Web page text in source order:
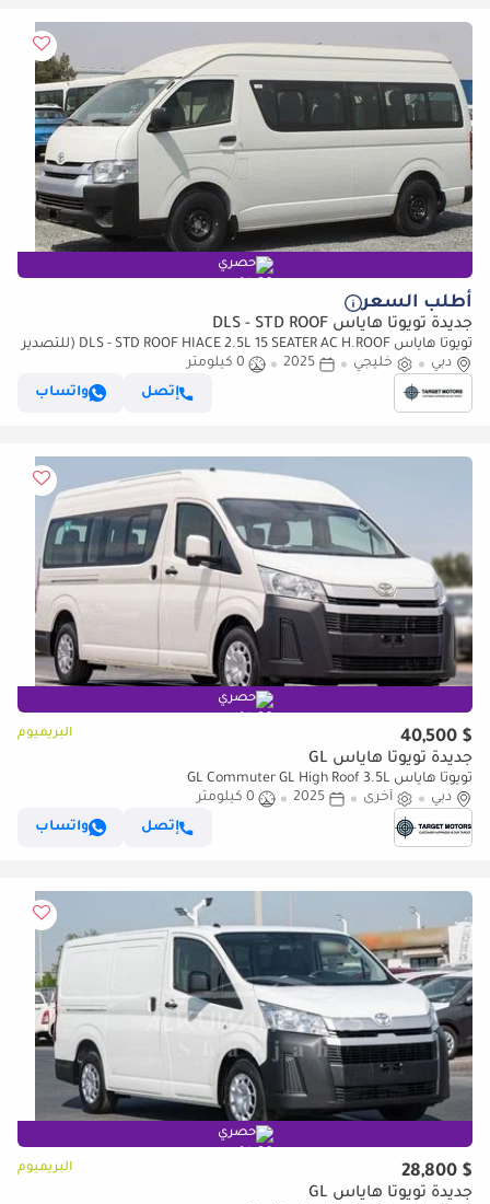
حصري
أطلب السعر
جديدة تويوتا هاياس DLS - STD ROOF
تويوتا هاياس DLS - STD ROOF HIACE 2.5L 15 SEATER AC H.ROOF (للتصدير
فقط)
دبي خليجي 2025
0 كيلومتر
إتصل
واتساب
حصري
$ 40,500 البريميوم
جديدة تويوتا هاياس GL
تويوتا هاياس GL Commuter GL High Roof 3.5L
دبي
أخرى 2025
0 كيلومتر
إتصل
واتساب
حصري
$ 28,800 البريميوم
جديدة تويوتا هاياس GL